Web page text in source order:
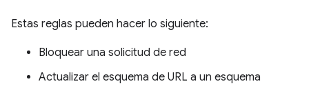
Estas reglas pueden hacer lo siguiente:
Bloquear una solicitud de red
Actualizar el esquema de URL a un esquema